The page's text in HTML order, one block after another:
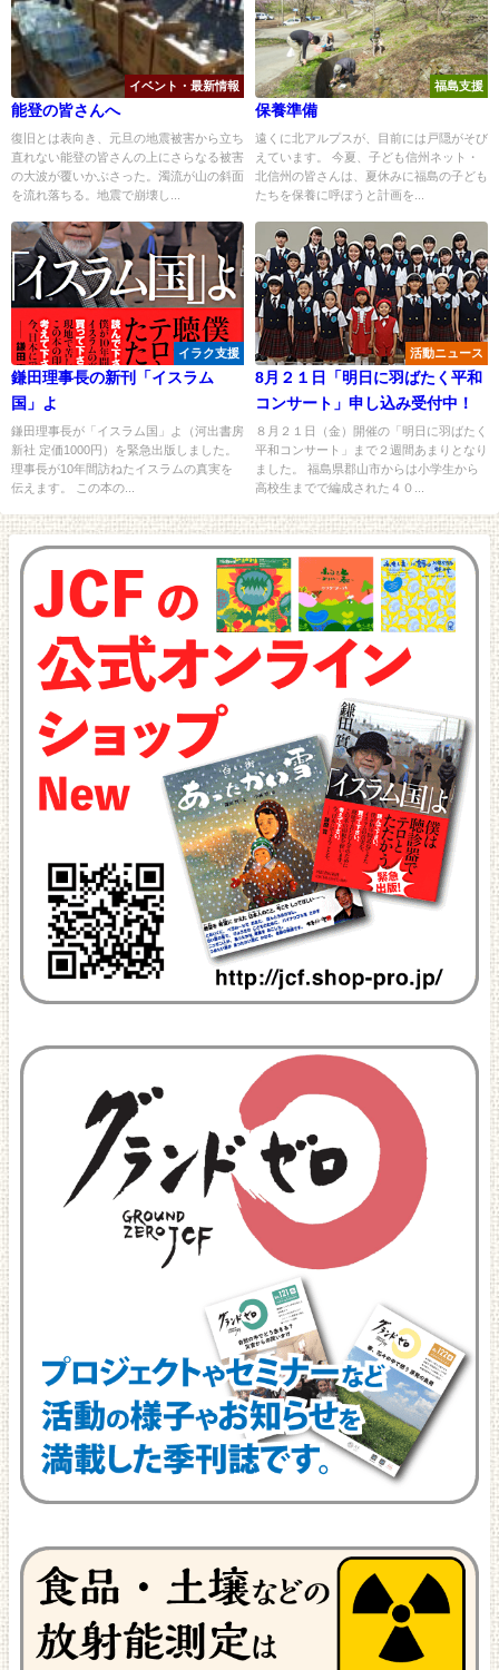
イベント・最新情報
能登の皆さんへ
復旧とは表向き、元旦の地震被害から立ち
直れない能登の皆さんの上にさらなる被害
の大波が覆いかぶさった。濁流が山の斜面
を流れ落ちる。地震で崩壊し...
福島支援
保養準備
遠くに北アルプスが、目前には戸隠がそび
えています。 今夏、子ども信州ネット・
北信州の皆さんは、夏休みに福島の子ども
たちを保養に呼ぼうと計画を...
イラク支援
鎌田理事長の新刊「イスラム
国」よ
鎌田理事長が「イスラム国」よ（河出書房
新社 定価1000円）を緊急出版しました。
理事長が10年間訪ねたイスラムの真実を
伝えます。 この本の...
活動ニュース
8月２１日「明日に羽ばたく平和
コンサート」申し込み受付中！
８月２１日（金）開催の「明日に羽ばたく
平和コンサート」まで２週間あまりとなり
ました。 福島県郡山市からは小学生から
高校生までで編成された４０...